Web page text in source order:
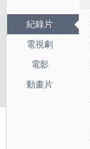
紀錄片
電視劇
電影
動畫片